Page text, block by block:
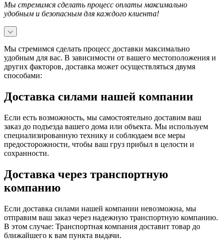
Мы стремимся сделать процесс оплаты максимально
удобным и безопасным для каждого клиента!
Мы стремимся сделать процесс доставки максимально
удобным для вас. В зависимости от вашего местоположения и
других факторов, доставка может осуществляться двумя
способами:
Доставка силами нашей компании
Если есть возможность, мы самостоятельно доставим ваш
заказ до подъезда вашего дома или объекта. Мы используем
специализированную технику и соблюдаем все меры
предосторожности, чтобы ваш груз прибыл в целости и
сохранности.
Доставка через транспортную
компанию
Если доставка силами нашей компании невозможна, мы
отправим ваш заказ через надежную транспортную компанию.
В этом случае: Транспортная компания доставит товар до
ближайшего к вам пункта выдачи.